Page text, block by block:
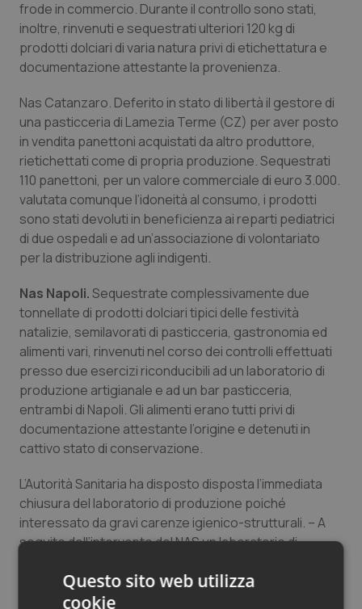
frode in commercio. Durante il controllo sono stati,
inoltre, rinvenuti e sequestrati ulteriori 120 kg di
prodotti dolciari di varia natura privi di etichettatura e
documentazione attestante la provenienza.
Nas Catanzaro. Deferito in stato di libertà il gestore di
una pasticceria di Lamezia Terme (CZ) per aver posto
in vendita panettoni acquistati da altro produttore,
rietichettati come di propria produzione. Sequestrati
110 panettoni, per un valore commerciale di euro 3.000.
valutata comunque l’idoneità al consumo, i prodotti
sono stati devoluti in beneficienza ai reparti pediatrici
di due ospedali e ad un’associazione di volontariato
per la distribuzione agli indigenti.
Nas Napoli.Sequestrate complessivamente due
tonnellate di prodotti dolciari tipici delle festività
natalizie, semilavorati di pasticceria, gastronomia ed
alimenti vari, rinvenuti nel corso dei controlli effettuati
presso due esercizi riconducibili ad un laboratorio di
produzione artigianale e ad un bar pasticceria,
entrambi di Napoli. Gli alimenti erano tutti privi di
documentazione attestante l’origine e detenuti in
cattivo stato di conservazione.
L’Autorità Sanitaria ha disposto disposta l’immediata
chiusura del laboratorio di produzione poiché
interessato da gravi carenze igienico-strutturali. – A
seguito dell’intervento del NAS un laboratorio di
l’immediata chiusura dello stesso per gravi carenze
igienico-strutturali (presenza diffusa di blatte,
Questo sito web utilizza
cookie